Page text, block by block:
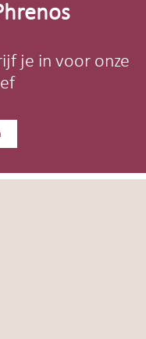
je in voor onze